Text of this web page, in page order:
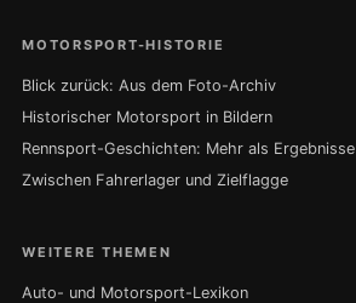
MOTORSPORT-HISTORIE
Blick zurück: Aus dem Foto-Archiv
Historischer Motorsport in Bildern
Rennsport-Geschichten: Mehr als Ergebnisse
Zwischen Fahrerlager und Zielflagge
WEITERE THEMEN
Auto- und Motorsport-Lexikon